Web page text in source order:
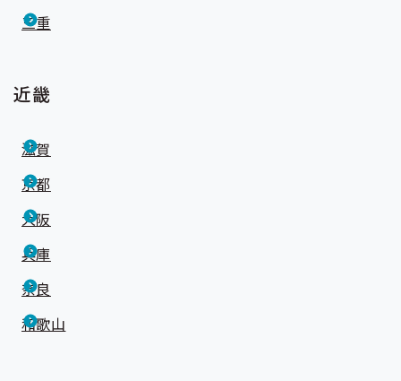
三重
近畿
滋賀
京都
大阪
兵庫
奈良
和歌山